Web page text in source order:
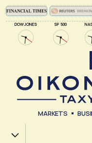
DOW JONES SP 500
MARKETS
Χ.Α.